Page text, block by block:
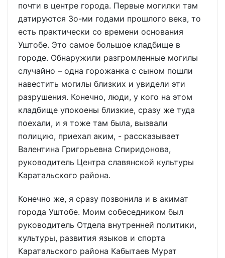
почти в центре города. Первые могилки там
датируются 3о-ми годами прошлого века, то
есть практически со времени основания
Уштобе. Это самое большое кладбище в
городе. Обнаружили разгромленные могилы
случайно – одна горожанка с сыном пошли
навестить могилы близких и увидели эти
разрушения. Конечно, люди, у кого на этом
кладбище упокоены близкие, сразу же туда
поехали, и я тоже там была, вызвали
полицию, приехал аким, - рассказывает
Валентина Григорьевна Спиридонова,
руководитель Центра славянской культуры
Каратальского района.
Конечно же, я сразу позвонила и в акимат
города Уштобе. Моим собеседником был
руководитель Отдела внутренней политики,
культуры, развития языков и спорта
Каратальского района Кабытаев Мурат